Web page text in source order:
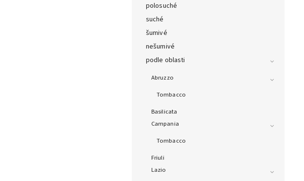
polosuché
suché
šumivé
nešumivé
podle oblasti
Abruzzo
Tombacco
Basilicata
Campania
Tombacco
Friuli
Lazio